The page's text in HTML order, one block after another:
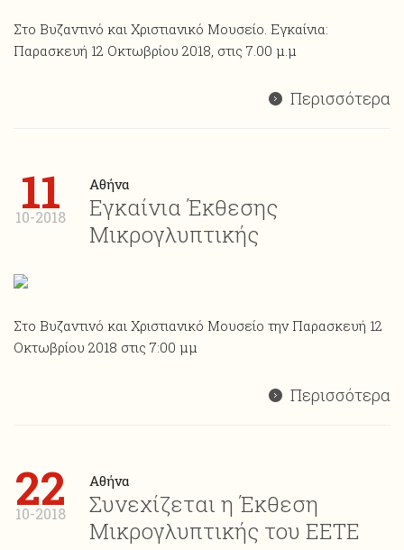
Στο Βυζαντινό και Χριστιανικό Μουσείο. Εγκαίνια:
Παρασκευή 12 Οκτωβρίου 2018, στις 7.00 μ.μ
Περισσότερα
11
10-2018
Αθήνα
Εγκαίνια Έκθεσης
Μικρογλυπτικής
Στο Βυζαντινό και Χριστιανικό Μουσείο την Παρασκευή 12
Οκτωβρίου 2018 στις 7:00 μμ
Περισσότερα
22
10-2018
Αθήνα
Συνεχίζεται η Έκθεση
Μικρογλυπτικής του ΕΕΤΕ